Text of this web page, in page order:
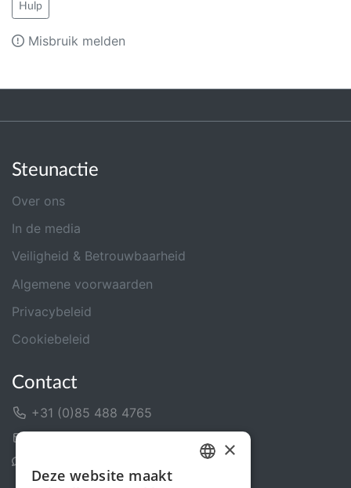
Hulp
Misbruik melden
Steunactie
Over ons
In de media
Veiligheid & Betrouwbaarheid
Algemene voorwaarden
Privacybeleid
Cookiebeleid
Contact
+31 (0)85 488 4765
×
Deze website maakt